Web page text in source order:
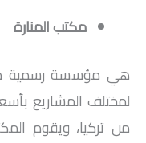
مكتب المنارة
هي مؤسسة رسمية
لمختلف المشاريع
من تركيا، ويقوم